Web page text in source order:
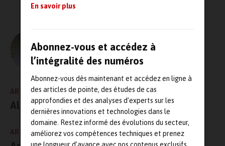
En savoir plus
Abonnez-vous et accédez à
l’intégralité des numéros
Abonnez-vous dès maintenant et accédez en ligne à
des articles de pointe, des études de cas
approfondies et des analyses d’experts sur les
dernières innovations et technologies dans le
domaine. Restez informé des évolutions du secteur,
améliorez vos compétences techniques et prenez
une longueur d’avance avec nos contenus exclusifs.
En 2011,Coval France
ce changement radical.
sort alors du lot avec sa solution
full Web, la seule, parmi toutes les solutions étudiées.
C’est une véritable rupture avec l’ancienne solution, tant
visuellement que techniquement. La solution permet de limiter au
maximum le papier avec la multiplication des PDF, elle est
ergonomique, poussant davantage l’information à ses utilisateurs
que ne les obligeant à remonter l’arborescence pour chercher les
éléments souhaités. Elle est totalement paramétrable,
s’adaptant aux contraintes et besoins des utilisateurs finaux pour
L'AUTEUR
Olivier Guillon – MRJ PRESSE
ARTICLE PRÉCÉDENT
Altenov crée sa nouvelle filiale RMPI4i
ARTICLE SUIVANT